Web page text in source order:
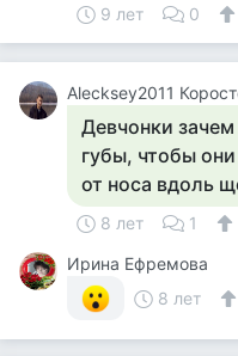
9 лет 0
Alecksey2011
Девчонки
губы, чтобы
от носа вдоль
8 лет 1
Ирина Ефремова
8 лет